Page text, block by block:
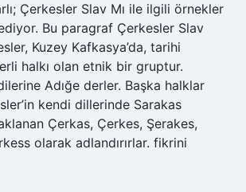
Çerkesler Slav Mı ile ilgili örnekler
Bu paragraf Çerkesler Slav
Kuzey Kafkasya’da, tarihi
halkı olan etnik bir gruptur.
Adığe derler. Başka halklar
kendi dillerinde Sarakas
Çerkas, Çerkes, Şerakes,
olarak adlandırırlar. fikrini